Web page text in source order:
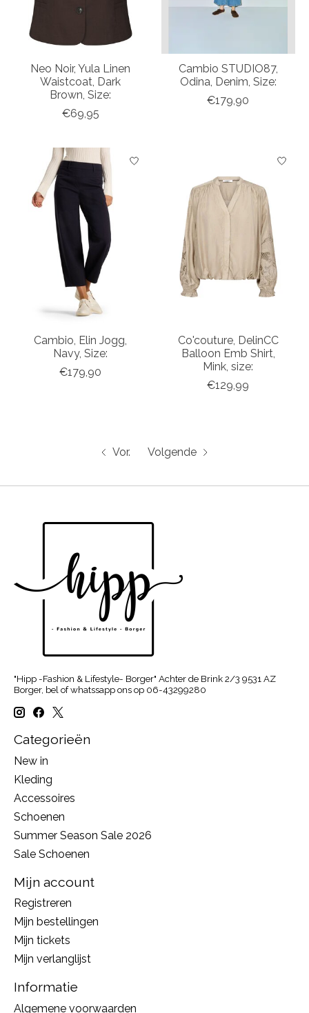
Neo Noir, Yula Linen
Waistcoat, Dark
Brown, Size:
€69,95
Cambio STUDIO87,
Odina, Denim, Size:
€179,90
Cambio, Elin Jogg,
Navy, Size:
€179,90
Co'couture, DelinCC
Balloon Emb Shirt,
Mink, size:
€129,99
Vor. Volgende
"Hipp -Fashion & Lifestyle- Borger" Achter de Brink 2/3 9531 AZ
Borger, bel of whatssapp ons op 06-43299280
Categorieën
New in
Kleding
Accessoires
Schoenen
Summer Season Sale 2026
Sale Schoenen
Mijn account
Registreren
Mijn bestellingen
Mijn tickets
Mijn verlanglijst
Informatie
Algemene voorwaarden